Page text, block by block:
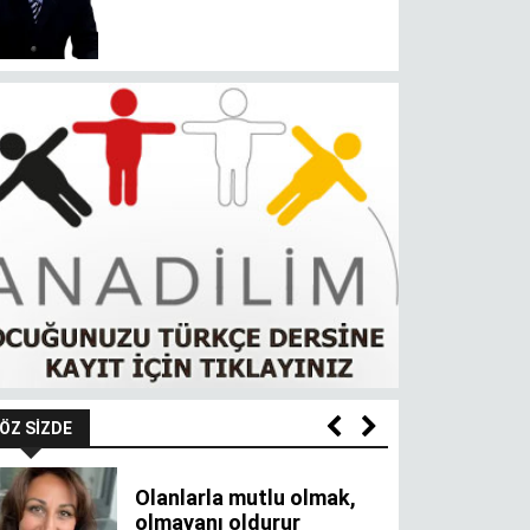
SIZDE
Olanlarla mutlu olmak,
olmayanı oldurur